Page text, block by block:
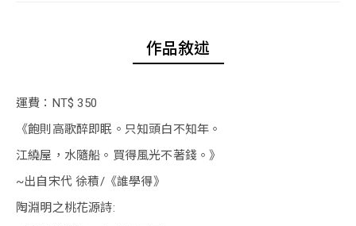
作品敘述
運費：NT$ 350
《飽則高歌醉即眠。只知頭白不知年。
江繞屋，水隨船。買得風光不著錢。》
~出自宋代 徐積/《誰學得》
陶淵明之桃花源詩: